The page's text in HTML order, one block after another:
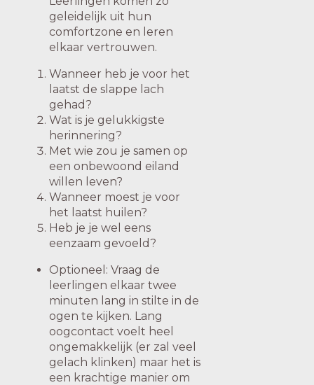
geleidelijk uit hun
comfortzone en leren
elkaar vertrouwen.
Wanneer heb je voor het
laatst de slappe lach
gehad?
Wat is je gelukkigste
herinnering?
Met wie zou je samen op
een onbewoond eiland
willen leven?
Wanneer moest je voor
het laatst huilen?
Heb je je wel eens
eenzaam gevoeld?
Optioneel: Vraag de
leerlingen elkaar twee
minuten lang in stilte in de
ogen te kijken. Lang
oogcontact voelt heel
ongemakkelijk (er zal veel
gelach klinken) maar het is
een krachtige manier om